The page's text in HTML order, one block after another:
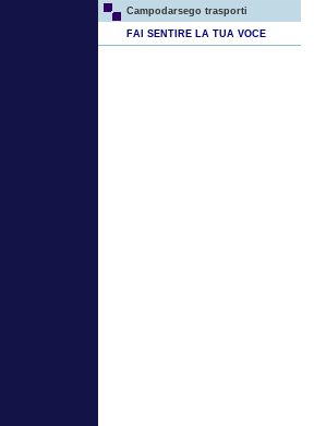
Campodarsego trasporti
FAI SENTIRE LA TUA VOCE